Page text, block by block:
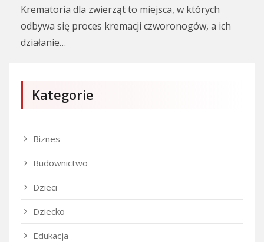
Krematoria dla zwierząt to miejsca, w których
odbywa się proces kremacji czworonogów, a ich
działanie…
Kategorie
Biznes
Budownictwo
Dzieci
Dziecko
Edukacja